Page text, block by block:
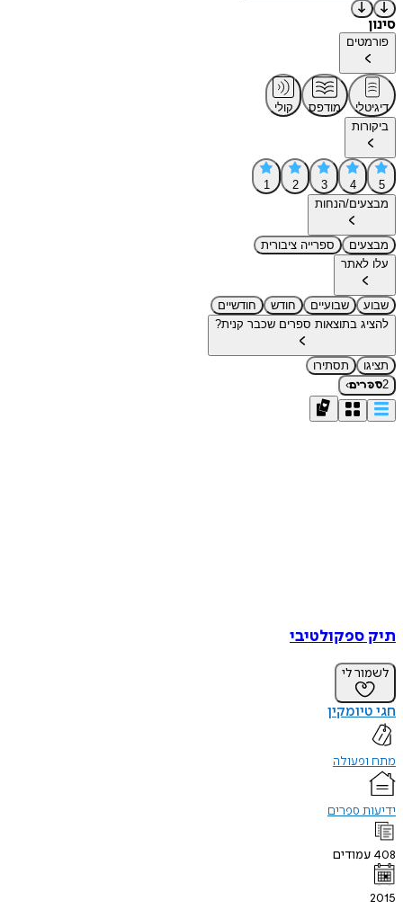
סינון
פורמטים
דיגיטלי מודפס
קולי
ביקורות
5
4
3
2
1
מבצעים/הנחות
מבצעים
ספרייה ציבורית
עלו לאתר
שבוע שבועיים חודש
חודשיים
להציג בתוצאות ספרים שכבר קנית?
תציגו
תסתירו
2ספרים›
תיק ספקולטיבי
לשמור לי
חגי טיומקין
מתח ופעולה
ידיעות ספרים
408 עמודים
2015